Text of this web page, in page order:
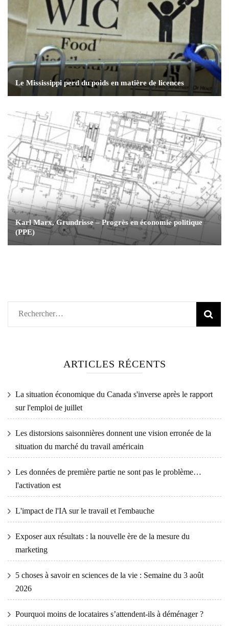
Le Mississippi perd du poids en matière de licences
Karl Marx, Grundrisse – Progrès en économie politique
(PPE)
Rechercher :
ARTICLES RÉCENTS
La situation économique du Canada s'inverse après le rapport
sur l'emploi de juillet
Les distorsions saisonnières donnent une vision erronée de la
situation du marché du travail américain
Les données de première partie ne sont pas le problème…
l'activation est
L'impact de l'IA sur le travail et l'embauche
Exposer aux résultats : la nouvelle ère de la mesure du
marketing
5 choses à savoir en sciences de la vie : Semaine du 3 août
2026
Pourquoi moins de locataires s’attendent-ils à déménager ?